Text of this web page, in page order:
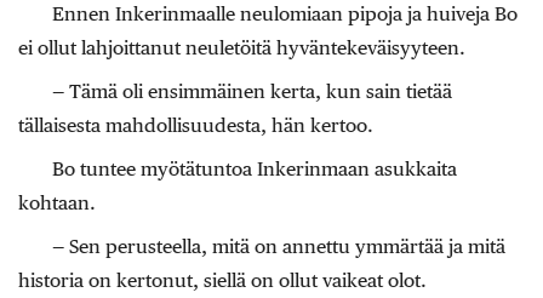
Ennen Inkerinmaalle neulomiaan pipoja ja huiveja Bo
ei ollut lahjoittanut neuletöitä hyväntekeväisyyteen.
— Tämä oli ensimmäinen kerta, kun sain tietää
tällaisesta mahdollisuudesta, hän kertoo.
Bo tuntee myötätuntoa Inkerinmaan asukkaita
kohtaan.
— Sen perusteella, mitä on annettu ymmärtää ja mitä
historia on kertonut, siellä on ollut vaikeat olot.